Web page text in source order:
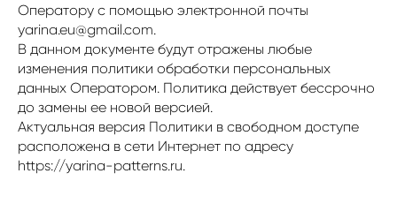
Оператору с помощью электронной почты
yarina.eu@gmail.com.
В данном документе будут отражены любые
изменения политики обработки персональных
данных Оператором. Политика действует бессрочно
до замены ее новой версией.
Актуальная версия Политики в свободном доступе
расположена в сети Интернет по адресу
https://yarina-patterns.ru.